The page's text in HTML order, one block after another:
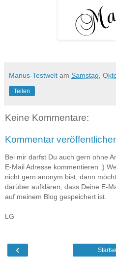
Manus-Testwelt am Samstag,
Teilen
Keine Kommentare:
Kommentar
Bei mir darfst Du auch gern ohne
E-Mail Adresse kommentieren :)
nicht gern anonym bist, dann
darüber aufklären, dass Deine E-
auf meinem Blog gespeichert ist.
LG
‹